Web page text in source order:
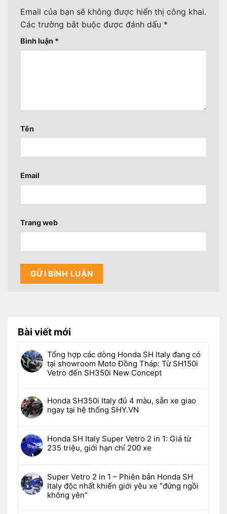
Email của bạn sẽ không được hiển thị công khai.
Các trường bắt buộc được đánh dấu *
Bình luận *
Tên
Email
Trang web
Bài viết mới
Tổng hợp các dòng Honda SH Italy đang có
tại showroom Moto Đồng Tháp: Từ SH150i
Vetro đến SH350i New Concept
Honda SH350i Italy đủ 4 màu, sẵn xe giao
ngay tại hệ thống SHY.VN
Honda SH Italy Super Vetro 2 in 1: Giá từ
235 triệu, giới hạn chỉ 200 xe
Super Vetro 2 in 1 – Phiên bản Honda SH
Italy độc nhất khiến giới yêu xe “đứng ngồi
không yên”